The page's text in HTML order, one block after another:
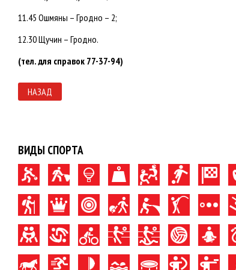
11.45 Ошмяны – Гродно – 2;
12.30 Щучин – Гродно.
(тел. для справок 77-37-94)
НАЗАД
ВИДЫ СПОРТА